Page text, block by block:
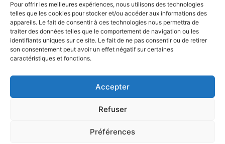
Pour offrir les meilleures expériences, nous utilisons des technologies
telles que les cookies pour stocker et/ou accéder aux informations des
appareils. Le fait de consentir à ces technologies nous permettra de
traiter des données telles que le comportement de navigation ou les
identifiants uniques sur ce site. Le fait de ne pas consentir ou de retirer
son consentement peut avoir un effet négatif sur certaines
caractéristiques et fonctions.
Accepter
Refuser
Préférences
©2026- Réseau Cocagne -Site web réalisé par Ethicweb
Mentions légales